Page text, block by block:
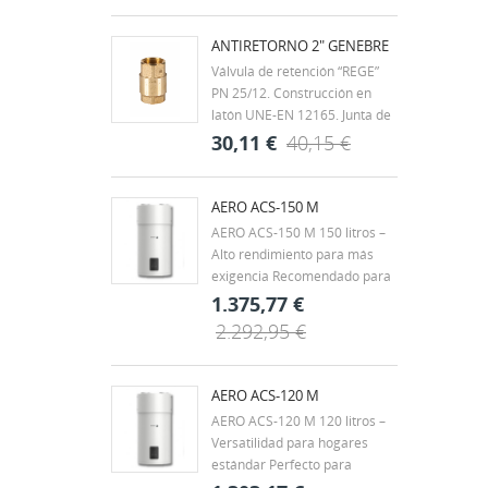
roscados según ISO 7/1 H-H.
Rango de temperatura -20ºC a
60ºC. Mando palanca de
acero con recubrimiento
DACROMET,...
ANTIRETORNO 2" GENEBRE
Válvula de retención “REGE”
PN 25/12. Construcción en
latón UNE-EN 12165. Junta de
clapeta vulcanizada de NBR.
Muelle en acero inox. AISI 304.
Extremos rosca gas (BSP) H-H
- ISO 228/1. Temp. máx. 90ºC.
Montaje en cualquier posición.
30,11 € 40,15 €
AERO ACS-150 M
AERO ACS-150 M 150 litros –
Alto rendimiento para más
exigencia Recomendado para
viviendas unifamiliares,
chalets o familias de 3 a 4
personas, con hasta 2 baños.
También es una buena opción
demanda puntual, como...
1.375,77 €
2.292,95 €
AERO ACS-120 M
AERO ACS-120 M 120 litros –
Versatilidad para hogares
estándar Perfecto para